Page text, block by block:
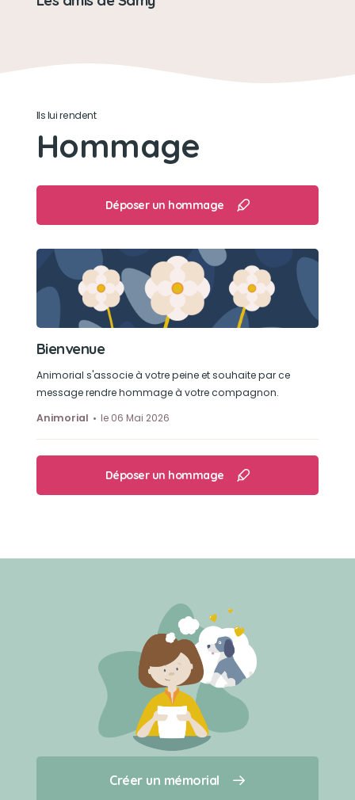
Créer un mémorial
Qui sommes-nous ?
Son loisir préféré
Ils lui rendent
Hommage
Déposer un hommage
Bienvenue
Animorial s'associe à votre peine et souhaite par ce
message rendre hommage à votre compagnon.
Animorial
le 06 Mai 2026
Déposer un hommage
Créer un mémorial